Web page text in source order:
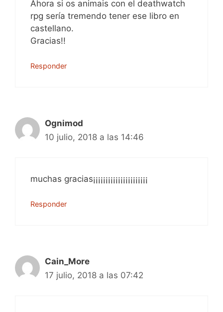
Ahora si os animais con el deathwatch
rpg sería tremendo tener ese libro en
castellano.
Gracias!!
Responder
Ognimod
10 julio, 2018 a las 14:46
muchas gracias¡¡¡¡¡¡¡¡¡¡¡¡¡¡¡¡¡¡¡¡¡¡
Responder
Cain_More
17 julio, 2018 a las 07:42